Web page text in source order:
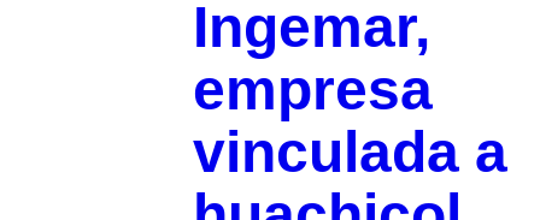
Ingemar,
empresa
vinculada a